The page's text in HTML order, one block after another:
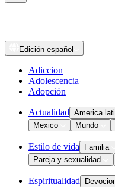
Edición español
Adiccion
Adolescencia
Adopción
Actualidad America
Mexico
Mundo
Estilo de vida Familia
Pareja y sexualidad
Espiritualidad